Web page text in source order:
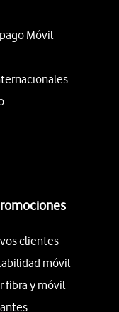
Móvil
clientes
móvil
fibra y móvil